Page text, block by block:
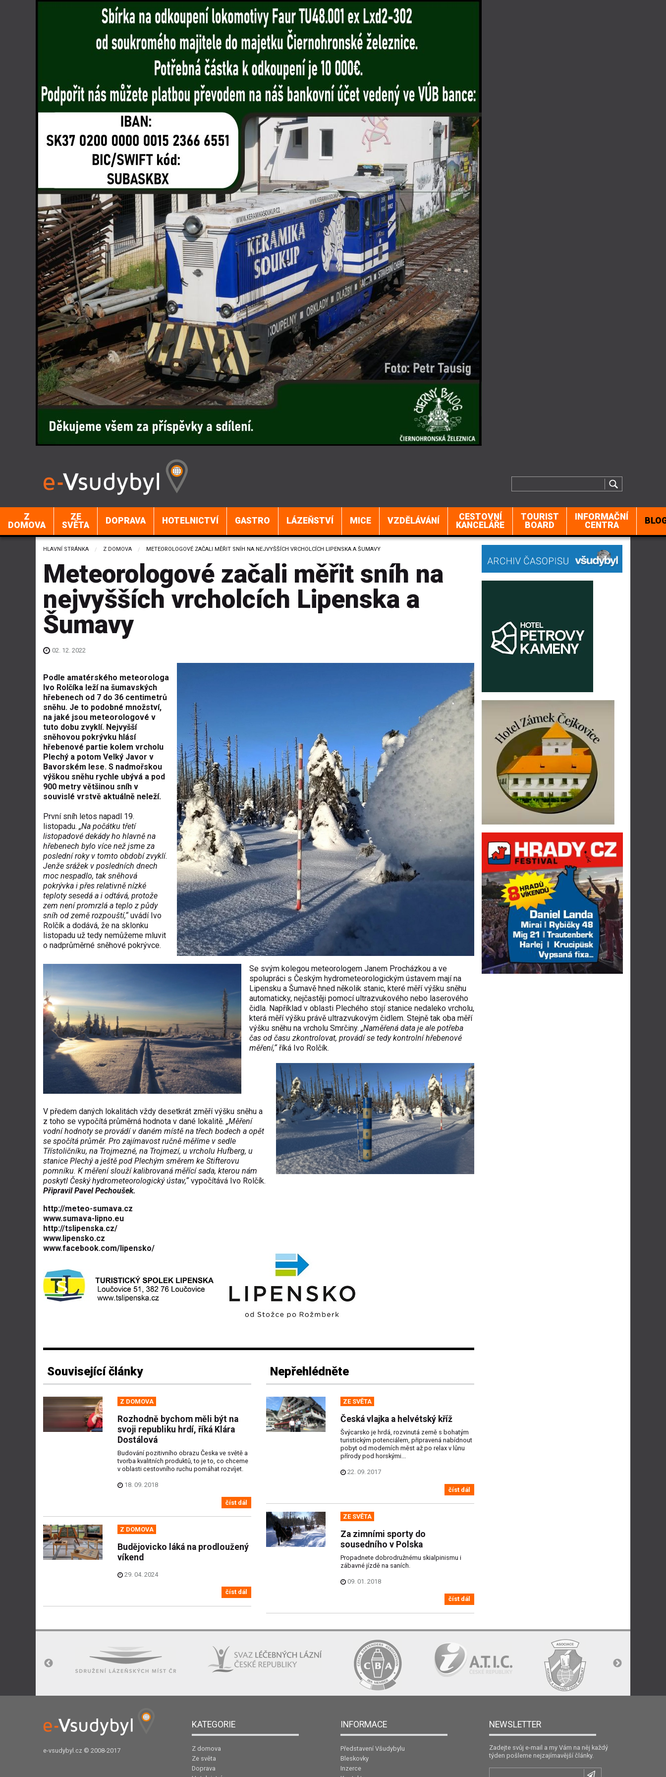
Z
DOMOVA
ZE
SVĚTA
DOPRAVA HOTELNICTVÍ GASTRO LÁZEŇSTVÍ MICE VZDĚLÁVÁNÍ
CESTOVNÍ
KANCELÁŘE
TOURIST
BOARD
INFORMAČNÍ
CENTRA
HLAVNÍ STRÁNKA Z DOMOVA CURRENT:
METEOROLOGOVÉ ZAČALI MĚŘIT SNÍH NA NEJVYŠŠÍCH VRCHOLCÍCH LIPENSKA A ŠUMAVY
Meteorologové začali měřit sníh na
nejvyšších vrcholcích Lipenska a
Šumavy
02. 12. 2022
Podle amatérského meteorologa
Ivo Rolčíka leží na šumavských
hřebenech od 7 do 36 centimetrů
sněhu. Je to podobné množství,
na jaké jsou meteorologové v
tuto dobu zvyklí. Nejvyšší
sněhovou pokrývku hlásí
hřebenové partie kolem vrcholu
Plechý a potom Velký Javor v
Bavorském lese. S nadmořskou
výškou sněhu rychle ubývá a pod
900 metry většinou sníh v
souvislé vrstvě aktuálně neleží.
První sníh letos napadl 19.
listopadu. „Na počátku třetí
listopadové dekády ho hlavně na
hřebenech bylo více než jsme za
poslední roky v tomto období zvyklí.
Jenže srážek v posledních dnech
moc nespadlo, tak sněhová
pokrývka i přes relativně nízké
teploty sesedá a i odtává, protože
zem není promrzlá a teplo z půdy
sníh od země rozpouští,“uvádí Ivo
Rolčík a dodává, že na sklonku
listopadu už tedy nemůžeme mluvit
o nadprůměrné sněhové pokrývce.
Se svým kolegou meteorologem Janem Procházkou a ve
spolupráci s Českým hydrometeorologickým ústavem mají na
Lipensku a Šumavě hned několik stanic, které měří výšku sněhu
automaticky, nejčastěji pomocí ultrazvukového nebo laserového
čidla. Například v oblasti Plechého stojí stanice nedaleko vrcholu,
která měří výšku právě ultrazvukovým čidlem. Stejně tak oba měří
výšku sněhu na vrcholu Smrčiny. „Naměřená data je ale potřeba
čas od času zkontrolovat, provádí se tedy kontrolní hřebenové
měření,“říká Ivo Rolčík.
V předem daných lokalitách vždy desetkrát změří výšku sněhu a
z toho se vypočítá průměrná hodnota v dané lokalitě. „Měření
vodní hodnoty se provádí v daném místě na třech bodech a opět
se spočítá průměr. Pro zajímavost ručně měříme v sedle
Třístoličníku, na Trojmezné, na Trojmezí, u vrcholu Hufberg, u
stanice Plechý a ještě pod Plechým směrem ke Stifterovu
pomníku. K měření slouží kalibrovaná měřící sada, kterou nám
poskytl Český hydrometeorologický ústav,“vypočítává Ivo Rolčík.
Připravil Pavel Pechoušek.
http://meteo-sumava.cz
www.sumava-lipno.eu
http://tslipenska.cz/
www.lipensko.cz
www.facebook.com/lipensko/
Související články
Z DOMOVA
Rozhodně bychom měli být na
svoji republiku hrdí, říká Klára
Dostálová
Budování pozitivního obrazu Česka ve světě a
tvorba kvalitních produktů, to je to, co chceme
v oblasti cestovního ruchu pomáhat rozvíjet.
18. 09. 2018
číst dál
Z DOMOVA
Budějovicko láká na prodloužený
víkend
29. 04. 2024
číst dál
Nepřehlédněte
ZE SVĚTA
Česká vlajka a helvétský kříž
Švýcarsko je hrdá, rozvinutá země s bohatým
turistickým potenciálem, připravená nabídnout
pobyt od moderních měst až po relax v lůnu
přírody pod horskými...
22. 09. 2017
číst dál
ZE SVĚTA
Za zimními sporty do
sousedního v Polska
Propadnete dobrodružnému skialpinismu i
zábavné jízdě na saních.
09. 01. 2018
číst dál
e-vsudybyl.cz © 2008-2017
KATEGORIE
Z domova
Ze světa
Doprava
INFORMACE
Představení Všudybylu
Bleskovky
Inzerce
NEWSLETTER
Zadejte svůj e-mail a my Vám na něj každý
týden pošleme nejzajímavější články.